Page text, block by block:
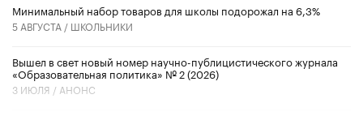
Минимальный набор товаров для школы подорожал на 6,3%
5 АВГУСТА / ШКОЛЬНИКИ
Вышел в свет новый номер научно-публицистического журнала
«Образовательная политика» № 2 (2026)
3 ИЮЛЯ / АНОНС